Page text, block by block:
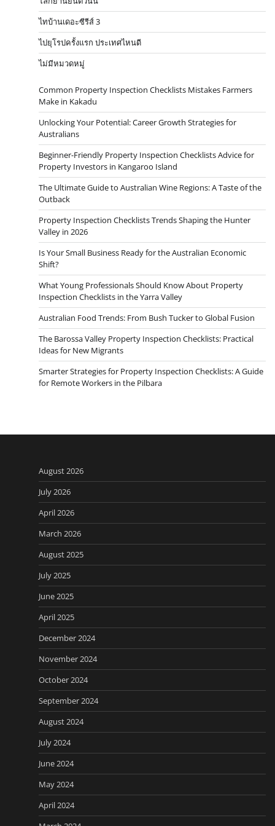
ไทบ้านเดอะซีรีส์ 3
ไปยุโรปครั้งแรก ประเทศไหนดี
ไม่มีหมวดหมู่
Common Property Inspection Checklists Mistakes Farmers
Make in Kakadu
Unlocking Your Potential: Career Growth Strategies for
Australians
Beginner-Friendly Property Inspection Checklists Advice for
Property Investors in Kangaroo Island
The Ultimate Guide to Australian Wine Regions: A Taste of the
Outback
Property Inspection Checklists Trends Shaping the Hunter
Valley in 2026
Is Your Small Business Ready for the Australian Economic
Shift?
What Young Professionals Should Know About Property
Inspection Checklists in the Yarra Valley
Australian Food Trends: From Bush Tucker to Global Fusion
The Barossa Valley Property Inspection Checklists: Practical
Ideas for New Migrants
Smarter Strategies for Property Inspection Checklists: A Guide
for Remote Workers in the Pilbara
August 2026
July 2026
April 2026
March 2026
August 2025
July 2025
June 2025
April 2025
December 2024
November 2024
October 2024
September 2024
August 2024
July 2024
June 2024
May 2024
April 2024